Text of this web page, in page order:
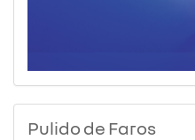
Pulido de Faros